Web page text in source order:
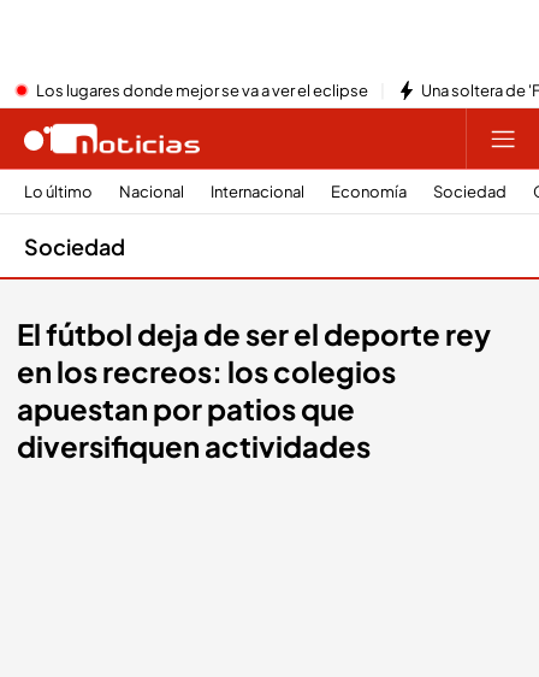
Los lugares donde mejor se va a ver el eclipse Una soltera de
Lo último Nacional Internacional Economía Sociedad
Sociedad
El fútbol deja de ser el deporte rey
en los recreos: los colegios
apuestan por patios que
diversifiquen actividades